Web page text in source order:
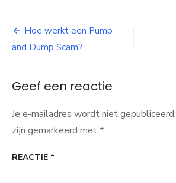
Bericht
Hoe werkt een Pump
and Dump Scam?
Geef een reactie
Je e-mailadres wordt niet gepubliceerd.
zijn gemarkeerd met*
REACTIE *